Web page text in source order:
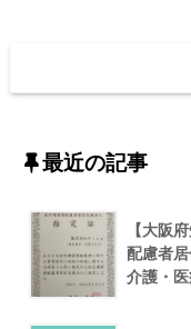
最近の記事
【大阪
配慮者
介護・